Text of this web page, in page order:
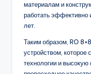
материалам и
работать эффективно
лет.
Таким образом, RO
устройством, которое
технологии и